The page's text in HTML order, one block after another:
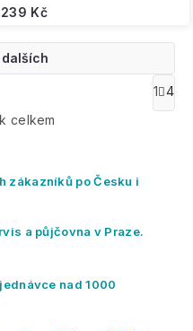
239 Kč
S
t
1
4
celkem
zákazníků po Česku i
a půjčovna v Praze.
nad 1000